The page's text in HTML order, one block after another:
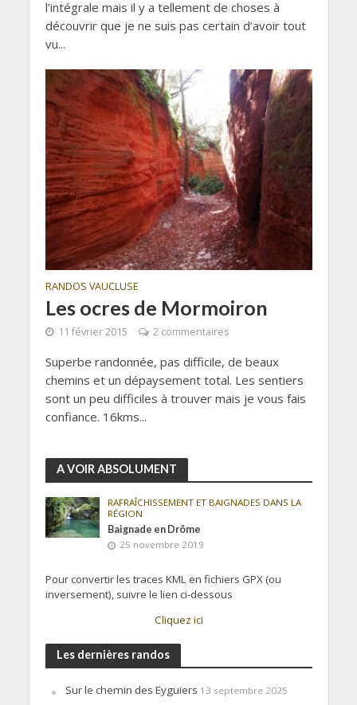
l’intégrale mais il y a tellement de choses à
découvrir que je ne suis pas certain d’avoir tout
vu...
RANDOS VAUCLUSE
Les ocres de Mormoiron
11 février 2015 2 commentaires
Superbe randonnée, pas difficile, de beaux
chemins et un dépaysement total. Les sentiers
sont un peu difficiles à trouver mais je vous fais
confiance. 16kms...
A VOIR ABSOLUMENT
RAFRAÎCHISSEMENT ET BAIGNADES DANS LA
RÉGION
Baignade en Drôme
25 novembre 2019
Pour convertir les traces KML en fichiers GPX (ou
inversement), suivre le lien ci-dessous
Cliquez ici
Les dernières randos
Sur le chemin des Eyguiers 13 septembre 2025